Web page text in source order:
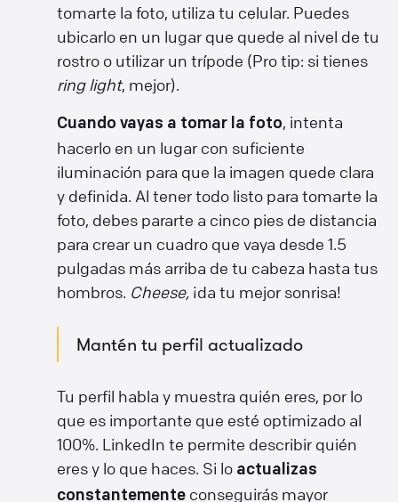
tomarte la foto, utiliza tu celular. Puedes
ubicarlo en un lugar que quede al nivel de tu
rostro o utilizar un trípode (Pro tip: si tienes
ring light, mejor).
Cuando vayas a tomar la foto, intenta
hacerlo en un lugar con suficiente
iluminación para que la imagen quede clara
y definida. Al tener todo listo para tomarte la
foto, debes pararte a cinco pies de distancia
para crear un cuadro que vaya desde 1.5
pulgadas más arriba de tu cabeza hasta tus
hombros. Cheese, ¡da tu mejor sonrisa!
Mantén tu perfil actualizado
Tu perfil habla y muestra quién eres, por lo
que es importante que esté optimizado al
100%. LinkedIn te permite describir quién
eres y lo que haces. Si lo actualizas
constantemente conseguirás mayor